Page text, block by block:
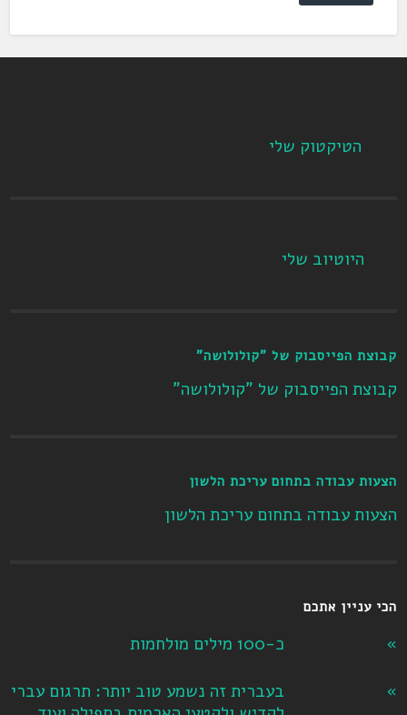
הטיקטוק שלי
היוטיוב שלי
קבוצת הפייסבוק של "קולולושה"
קבוצת הפייסבוק של "קולולושה"
הצעות עבודה בתחום עריכת הלשון
הצעות עבודה בתחום עריכת הלשון
הכי עניין אתכם
כ-100 מילים מולחמות
בעברית זה נשמע טוב יותר: תרגום עברי